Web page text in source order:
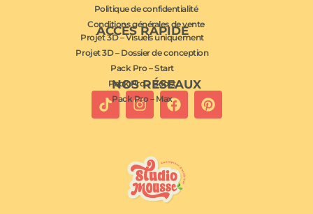
NOS RÉSEAUX
ACCÈS RAPIDE
Projet 3D – Visuels uniquement
Projet 3D – Dossier de conception
Pack Pro – Start
Pack Pro – Boost
Pack Pro – Max
Politique de confidentialité
Conditions générales de vente